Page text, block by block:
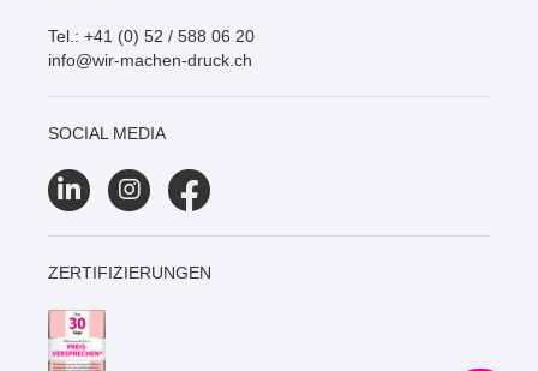
Tel.: +41 (0) 52 / 588 06 20
info@wir-machen-druck.ch
SOCIAL MEDIA
ZERTIFIZIERUNGEN